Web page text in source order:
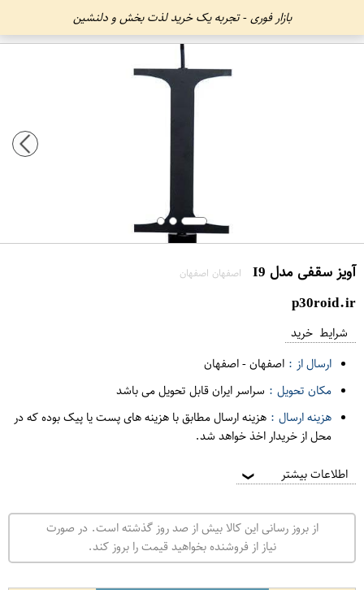
بازار فوری - تجربه یک خرید لذت بخش و دلنشین
آویز سقفی مدل I9 اصفهان اصفهان
p30roid.ir
شرایط خرید
ارسال از : اصفهان-اصفهان
مکان تحویل : سراسر ایران قابل تحویل می باشد
هزینه ارسال : هزینه ارسال مطابق با هزینه های پست یا پیک بوده که در
محل از خریدار اخذ خواهد شد.
اطلاعات بیشتر ❯
از بروز رسانی این کالا بیش از صد روز گذشته است. در صورت
نیاز از فروشنده بخواهید قیمت را بروز کند.